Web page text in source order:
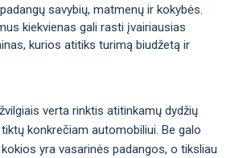
savybių, matmenų ir kokybės.
kiekvienas gali rasti įvairiausias
kurios atitiks turimą biudžetą ir
verta rinktis atitinkamų dydžių
konkrečiam automobiliui. Be galo
yra vasarinės padangos, o tiksliau